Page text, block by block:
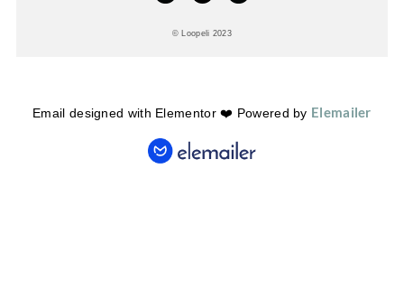
© Loopeli 2023
Email designed with Elementor ❤️ Powered by Elemailer